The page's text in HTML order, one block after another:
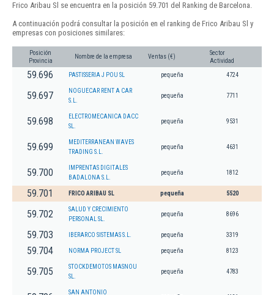
Frico Aribau Sl se encuentra en la posición 59.701 del Ranking de Barcelona.
A continuación podrá consultar la posición en el ranking de Frico Aribau Sl y
empresas con posiciones similares:
Posición
Provincia
Nombre de la empresa Ventas (€)
Sector
Actividad
59.696 PASTISSERIA J POU SL pequeña 4724
59.697
NOGUECAR RENT A CAR
S.L.
pequeña 7711
59.698
ELECTROMECANICA DACC
SL.
pequeña 9531
59.699
MEDITERRANEAN WAVES
TRADING S.L.
pequeña 4631
59.700
IMPRENTAS DIGITALES
BADALONA S.L.
pequeña 1812
59.701 FRICO ARIBAU SL pequeña 5520
59.702
SALUD Y CRECIMIENTO
PERSONAL SL.
pequeña 8696
59.703 IBERARCO SISTEMAS S.L. pequeña 3319
59.704 NORMA PROJECT SL pequeña 8123
59.705
STOCKDEMOTOS MASNOU
SL.
pequeña 4783
SAN ANTONIO